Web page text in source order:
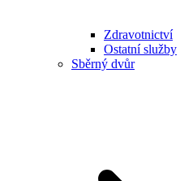
Zdravotnictví
Ostatní služby
Sběrný dvůr